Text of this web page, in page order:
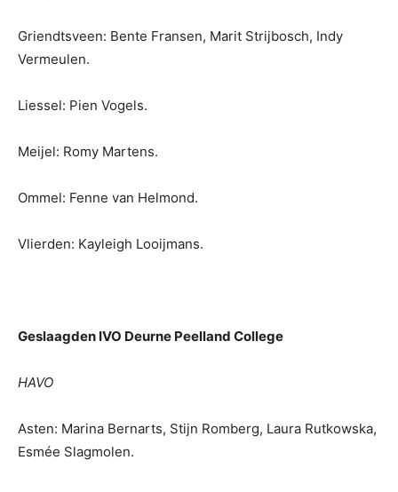
Griendtsveen: Bente Fransen, Marit Strijbosch, Indy
Vermeulen.
Liessel: Pien Vogels.
Meijel: Romy Martens.
Ommel: Fenne van Helmond.
Vlierden: Kayleigh Looijmans.
Geslaagden IVO Deurne Peelland College
HAVO
Asten: Marina Bernarts, Stijn Romberg, Laura Rutkowska,
Esmée Slagmolen.